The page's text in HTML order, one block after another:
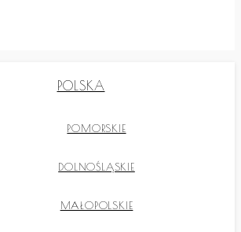
POLSKA
POMORSKIE
DOLNOŚLĄSKIE
MAŁOPOLSKIE